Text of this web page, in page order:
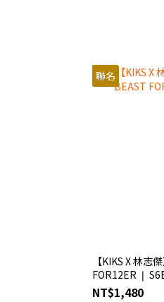
聯名
【KIKS X 林志
FOR12ER ❘
NT$1,480